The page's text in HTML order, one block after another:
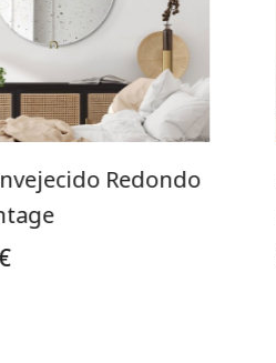
Redondo